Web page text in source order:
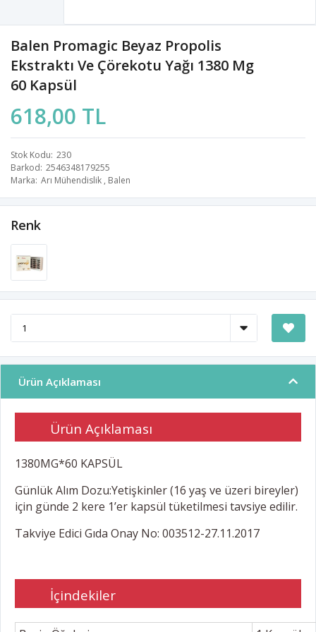
Balen Promagic Beyaz Propolis
Ekstraktı Ve Çörekotu Yağı 1380 Mg
60 Kapsül
618,00 TL
Stok Kodu 230
Barkod 2546348179255
Marka Arı Mühendislik , Balen
Renk
Ürün Açıklaması
Ürün Açıklaması
1380MG*60 KAPSÜL
Günlük Alım Dozu:Yetişkinler (16 yaş ve üzeri bireyler)
için günde 2 kere 1’er kapsül tüketilmesi tavsiye edilir.
Takviye Edici Gıda Onay No: 003512-27.11.2017
İçindekiler